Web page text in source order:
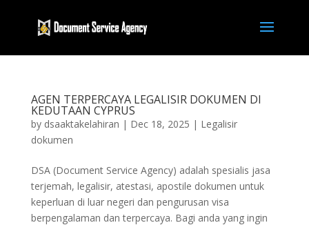
AGEN TERPERCAYA LEGALISIR DOKUMEN DI
KEDUTAAN CYPRUS
by dsaaktakelahiran | Dec 18, 2025 | Legalisir
dokumen
DSA (Document Service Agency) adalah spesialis jasa
terjemah, legalisir, atestasi, apostile dokumen untuk
keperluan di luar negeri dan pengurusan visa
berpengalaman dan terpercaya. Bagi anda yang ingin